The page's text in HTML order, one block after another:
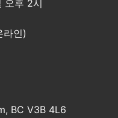
오후 2시
라인)
BC V3B 4L6